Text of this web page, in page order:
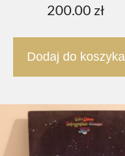
200.00 zł
Dodaj do koszyka